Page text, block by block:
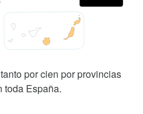
por cien por provincias
toda España.